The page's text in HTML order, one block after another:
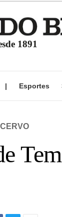
1891
| Esportes